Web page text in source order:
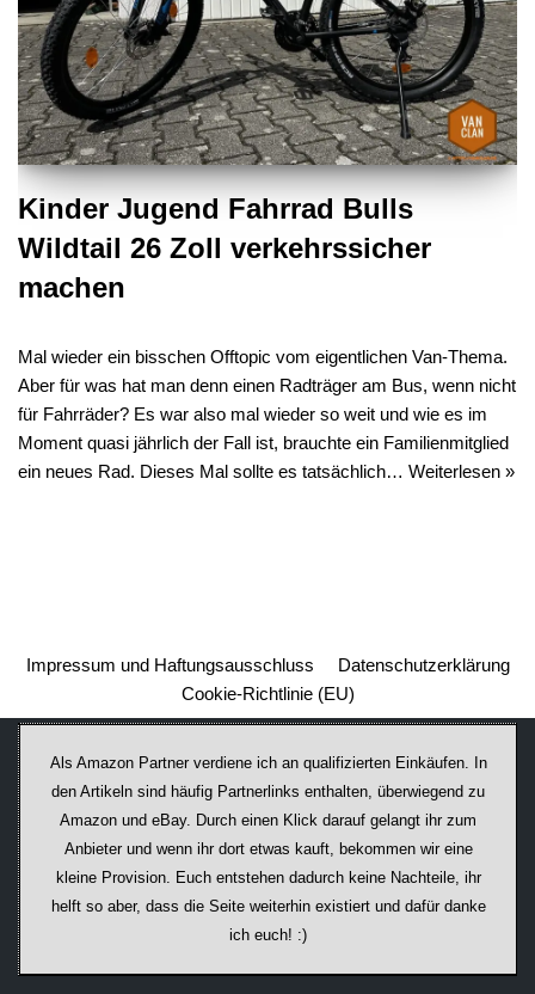
Kinder Jugend Fahrrad Bulls
Wildtail 26 Zoll verkehrssicher
machen
Mal wieder ein bisschen Offtopic vom eigentlichen Van-Thema.
Aber für was hat man denn einen Radträger am Bus, wenn nicht
für Fahrräder? Es war also mal wieder so weit und wie es im
Moment quasi jährlich der Fall ist, brauchte ein Familienmitglied
ein neues Rad. Dieses Mal sollte es tatsächlich… Weiterlesen »
Impressum und Haftungsausschluss
Datenschutzerklärung
Cookie-Richtlinie (EU)
Als Amazon Partner verdiene ich an qualifizierten Einkäufen. In
den Artikeln sind häufig Partnerlinks enthalten, überwiegend zu
Amazon und eBay. Durch einen Klick darauf ge­lan­gt ihr zum
Anbieter und wenn ihr dort etwas kauft, bekommen wir ei­ne
kleine Provision. Euch entstehen dadurch keine Nachteile, ihr
helft so aber, dass die Seite weiterhin existiert und dafür danke
ich euch! :)